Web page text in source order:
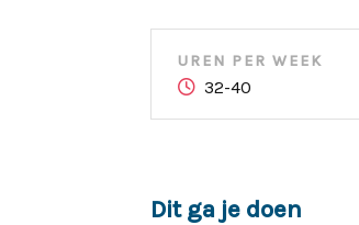
UREN PER WEEK
32-40
Dit ga je doen